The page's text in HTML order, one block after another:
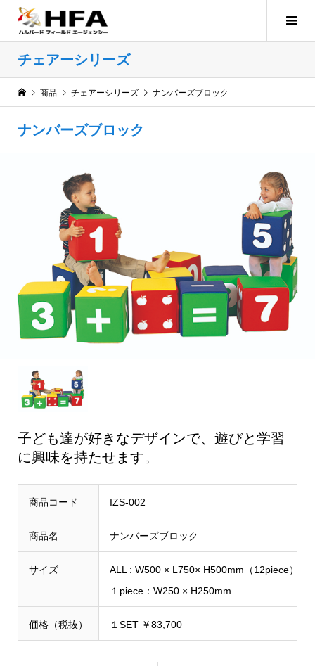
チェアーシリーズ
商品 チェアーシリーズ ナンバーズブロック
ナンバーズブロック
子ども達が好きなデザインで、遊びと学習
に興味を持たせます。
商品コード IZS-002
商品名 ナンバーズブロック
サイズ
ALL : W500 × L750× H500mm（12piece）
１piece：W250 × H250mm
価格（税抜） １SET ￥83,700